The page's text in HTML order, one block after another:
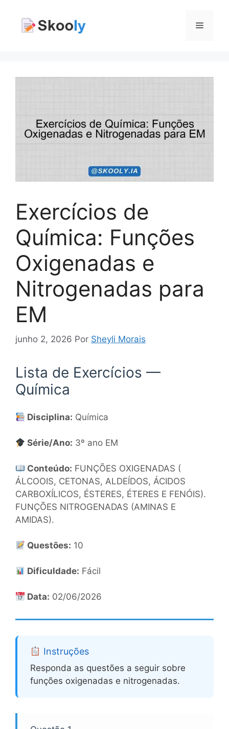
Menu
Exercícios de
Química: Funções
Oxigenadas e
Nitrogenadas para
EM
junho 2, 2026 Por Sheyli Morais
Lista de Exercícios —
Química
Disciplina: Química
Série/Ano: 3º ano EM
Conteúdo: FUNÇÕES OXIGENADAS (
ÁLCOOIS, CETONAS, ALDEÍDOS, ÁCIDOS
CARBOXÍLICOS, ÉSTERES, ÉTERES E FENÓIS).
FUNÇÕES NITROGENADAS (AMINAS E
AMIDAS).
Questões: 10
Dificuldade: Fácil
Data: 02/06/2026
Instruções
Responda as questões a seguir sobre
funções oxigenadas e nitrogenadas.